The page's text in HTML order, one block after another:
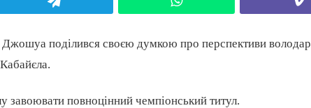
Джошуа поділився своєю думкою про перспективи
повноцінний чемпіонський титул.